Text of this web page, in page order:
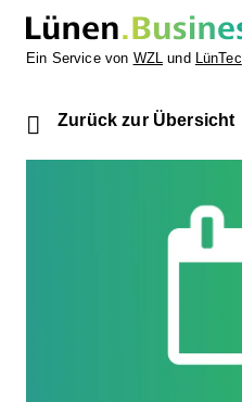
Ein Service von WZL und LünTec
Zurück zur Übersicht